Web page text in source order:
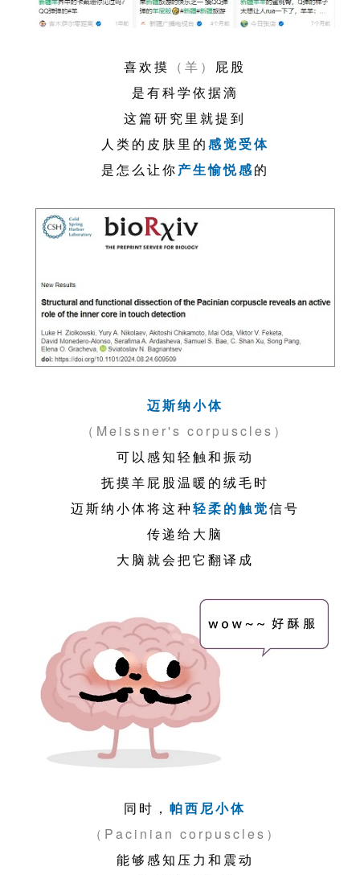
喜欢摸 （羊） 屁股
是有科学依据滴
这篇研究里就提到
人类的皮肤里的感觉受体
是怎么让你产生愉悦感的
迈斯纳小体
（Meissner's corpuscles）
可以感知轻触和振动
抚摸羊屁股温暖的绒毛时
迈斯纳小体将这种轻柔的触觉信号
传递给大脑
大脑就会把它翻译成
同时，帕西尼小体
（Pacinian corpuscles）
能够感知压力和震动